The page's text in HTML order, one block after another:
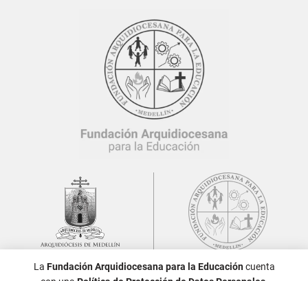
Síguenos:
La Fundación Arquidiocesana para la Educacióncuenta